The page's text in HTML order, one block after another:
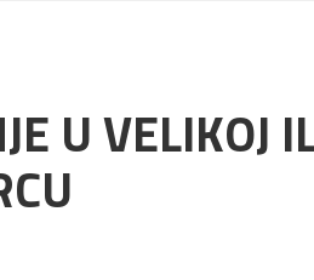
U VELIKOJ